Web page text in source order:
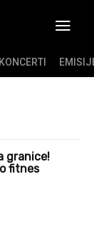
KONCERTI
granice!
fitnes